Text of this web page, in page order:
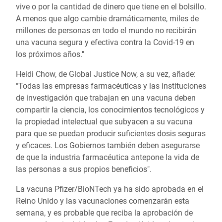
vive o por la cantidad de dinero que tiene en el bolsillo.
A menos que algo cambie dramáticamente, miles de
millones de personas en todo el mundo no recibirán
una vacuna segura y efectiva contra la Covid-19 en
los próximos años."
Heidi Chow, de Global Justice Now, a su vez, añade:
"Todas las empresas farmacéuticas y las instituciones
de investigación que trabajan en una vacuna deben
compartir la ciencia, los conocimientos tecnológicos y
la propiedad intelectual que subyacen a su vacuna
para que se puedan producir suficientes dosis seguras
y eficaces. Los Gobiernos también deben asegurarse
de que la industria farmacéutica antepone la vida de
las personas a sus propios beneficios".
La vacuna Pfizer/BioNTech ya ha sido aprobada en el
Reino Unido y las vacunaciones comenzarán esta
semana, y es probable que reciba la aprobación de